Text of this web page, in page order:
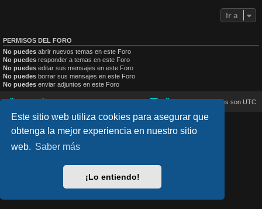
Este sitio web utiliza cookies para asegurar que
obtenga la mejor experiencia en nuestro sitio
web. Saber más
¡Lo entiendo!
Ir a
PERMISOS DEL FORO
No puedes abrir nuevos temas en este Foro
No puedes responder a temas en este Foro
No puedes editar sus mensajes en este Foro
No puedes borrar sus mensajes en este Foro
No puedes enviar adjuntos en este Foro
Todos los horarios son UTC
lucid_lime style created by
Melvin García
Co-Author: MannixMD
Desarrollado por
Condiciones